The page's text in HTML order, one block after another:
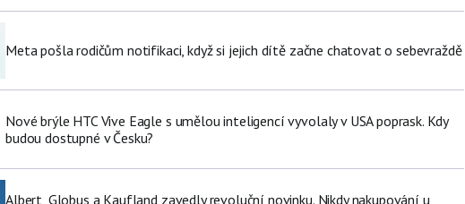
Meta pošla rodičům notifikaci, když si jejich dítě začne chatovat o sebevraždě
Nové brýle HTC Vive Eagle s umělou inteligencí vyvolaly v USA poprask. Kdy
budou dostupné v Česku?
Albert, Globus a Kaufland zavedly revoluční novinku. Nikdy nakupování u